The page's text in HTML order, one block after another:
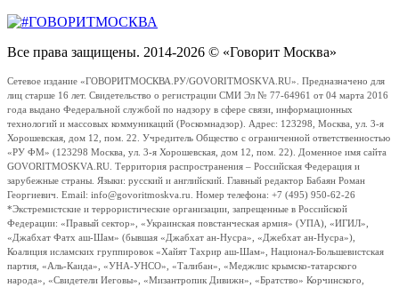
Все права защищены. 2014-2026 © «Говорит Москва»
Сетевое издание «ГОВОРИТМОСКВА.РУ/GOVORITMOSKVA.RU». Предназначено для
лиц старше 16 лет. Свидетельство о регистрации СМИ Эл № 77-64961 от 04 марта 2016
года выдано Федеральной службой по надзору в сфере связи, информационных
технологий и массовых коммуникаций (Роскомнадзор). Адрес: 123298, Москва, ул. 3-я
Хорошевская, дом 12, пом. 22. Учредитель Общество с ограниченной ответственностью
«РУ ФМ» (123298 Москва, ул. 3-я Хорошевская, дом 12, пом. 22). Доменное имя сайта
GOVORITMOSKVA.RU. Территория распространения – Российская Федерация и
зарубежные страны. Языки: русский и английский. Главный редактор Бабаян Роман
Георгиевич. Email: info@govoritmoskva.ru. Номер телефона: +7 (495) 950-62-26
*Экстремистские и террористические организации, запрещенные в Российской
Федерации: «Правый сектор», «Украинская повстанческая армия» (УПА), «ИГИЛ»,
«Джабхат Фатх аш-Шам» (бывшая «Джабхат ан-Нусра», «Джебхат ан-Нусра»),
Коалиция исламских группировок «Хайят Тахрир аш-Шам», Национал-Большевистская
партия, «Аль-Каида», «УНА-УНСО», «Талибан», «Меджлис крымско-татарского
народа», «Свидетели Иеговы», «Мизантропик Дивижн», «Братство» Корчинского,